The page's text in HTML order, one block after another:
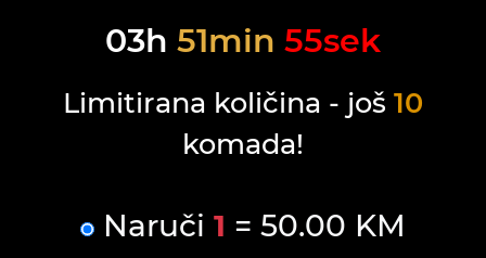
03h 51min 55sek
Limitirana količina - još 10
komada!
Naruči 1 = 50.00 KM